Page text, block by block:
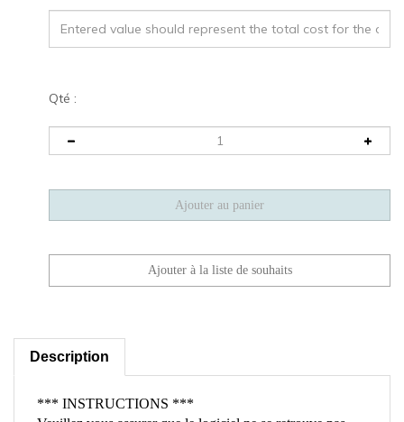
Qté :
Description
Veuillez vous assurer que le logiciel ne se retrouve pas